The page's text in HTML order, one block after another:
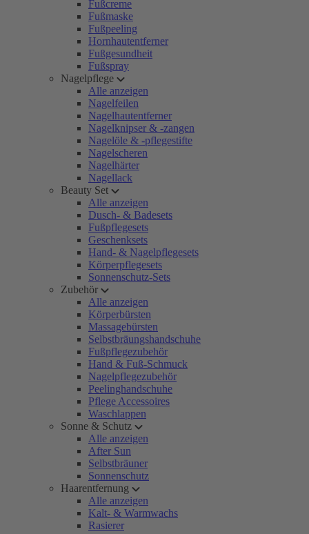
Fußcreme
Fußmaske
Fußpeeling
Hornhautentferner
Fußgesundheit
Fußspray
Nagelpflege
Alle anzeigen
Nagelfeilen
Nagelhautentferner
Nagelknipser & -zangen
Nagelöle & -pflegestifte
Nagelscheren
Nagelhärter
Nagellack
Beauty Set
Alle anzeigen
Dusch- & Badesets
Fußpflegesets
Geschenksets
Hand- & Nagelpflegesets
Körperpflegesets
Sonnenschutz-Sets
Zubehör
Alle anzeigen
Körperbürsten
Massagebürsten
Selbstbräungshandschuhe
Fußpflegezubehör
Hand & Fuß-Schmuck
Nagelpflegezubehör
Peelinghandschuhe
Pflege Accessoires
Waschlappen
Sonne & Schutz
Alle anzeigen
After Sun
Selbstbräuner
Sonnenschutz
Haarentfernung
Alle anzeigen
Kalt- & Warmwachs
Rasierer